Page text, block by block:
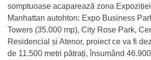
somptuoase acaparează zona
Manhattan autohton: Expo Business
Towers (35.000 mp), City Rose Park,
Residencial și Atenor, proiect ce va fi
de 11.500 metri pătrați, însumând